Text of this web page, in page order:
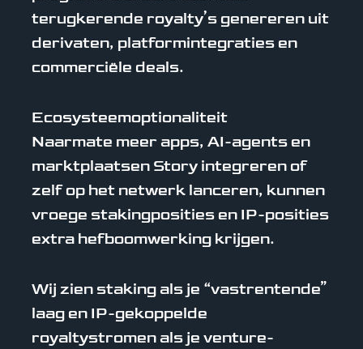
terugkerende royalty’s genereren uit
derivaten, platformintegraties en
commerciële deals.
Ecosysteemoptionaliteit
Naarmate meer apps, AI-agents en
marktplaatsen Story integreren of
zelf op het netwerk lanceren, kunnen
vroege stakingposities en IP-posities
extra hefboomwerking krijgen.
Wij zien staking als je “vastrentende”
laag en IP-gekoppelde
royaltystromen als je venture-